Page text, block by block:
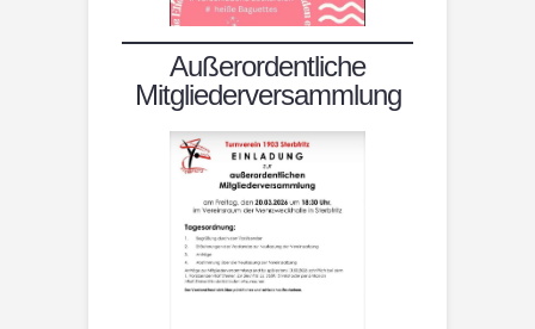
Außerordentliche
Mitgliederversammlung